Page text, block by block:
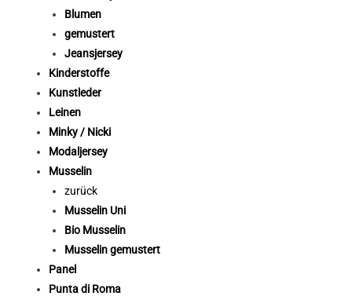
Blumen
gemustert
Jeansjersey
Kinderstoffe
Kunstleder
Leinen
Minky / Nicki
Modaljersey
Musselin
zurück
Musselin Uni
Bio Musselin
Musselin gemustert
Panel
Punta di Roma